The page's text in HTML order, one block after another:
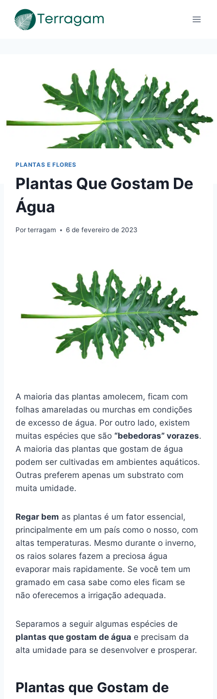
para
PLANTAS E FLORES
Plantas Que Gostam De
Água
Porterragam 6 de fevereiro de 2023
A maioria das plantas amolecem, ficam com
folhas amareladas ou murchas em condições
de excesso de água. Por outro lado, existem
muitas espécies que são “bebedoras” vorazes.
A maioria das plantas que gostam de água
podem ser cultivadas em ambientes aquáticos.
Outras preferem apenas um substrato com
muita umidade.
Regar bem as plantas é um fator essencial,
principalmente em um país como o nosso, com
altas temperaturas. Mesmo durante o inverno,
os raios solares fazem a preciosa água
evaporar mais rapidamente. Se você tem um
gramado em casa sabe como eles ficam se
não oferecemos a irrigação adequada.
Separamos a seguir algumas espécies de
plantas que gostam de água e precisam da
alta umidade para se desenvolver e prosperar.
Plantas que Gostam de